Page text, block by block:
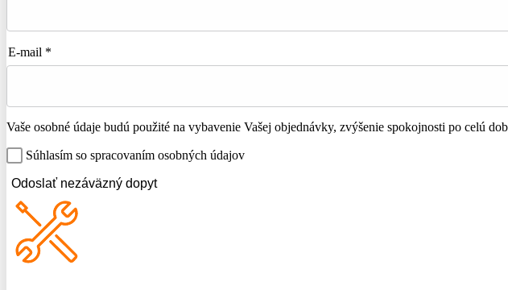
E-mail *
Vaše osobné údaje budú použité na vybavenie Vašej objednávky, zvýšenie spokojnosti po celú
Súhlasím so spracovaním osobných údajov
Odoslať nezáväzný dopyt